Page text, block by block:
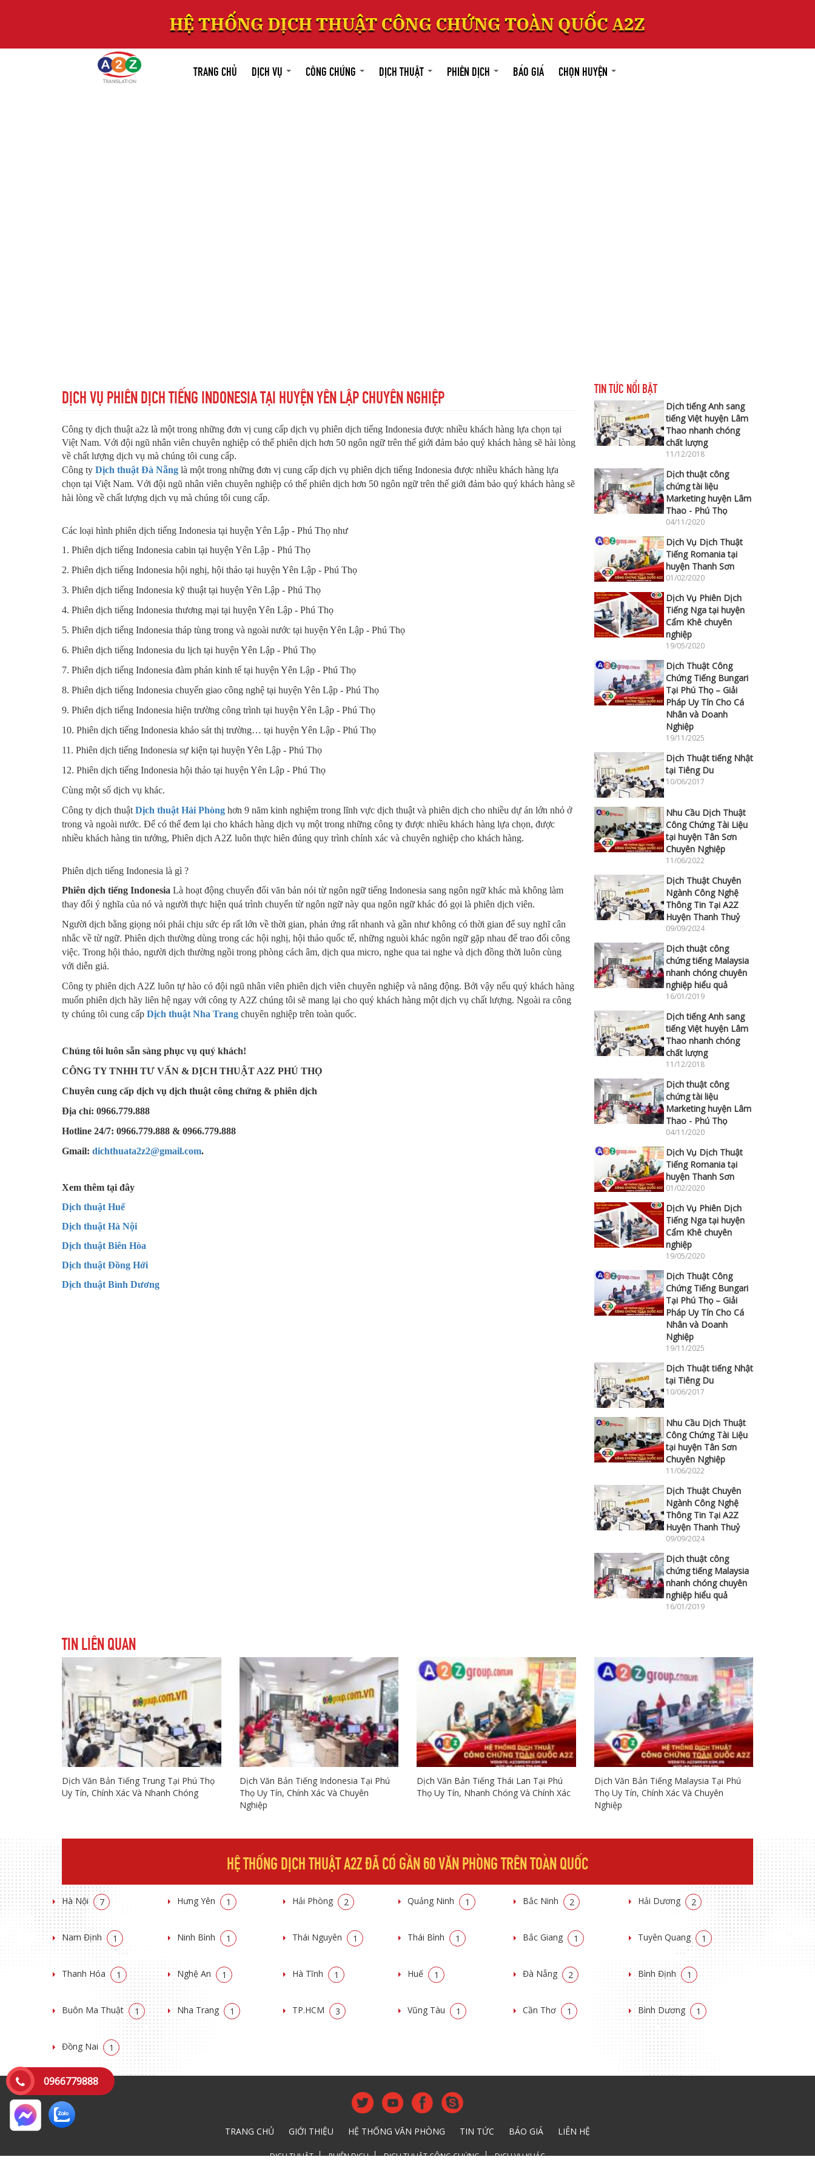
TRANG CHỦ DỊCH VỤ CÔNG CHỨNG DỊCH THUẬT PHIÊN DỊCH BÁO GIÁ CHỌN HUYỆN
DỊCH VỤ PHIÊN DỊCH TIẾNG INDONESIA TẠI HUYỆN YÊN LẬP CHUYÊN NGHIỆP
Công ty dịch thuật a2z là một trong những đơn vị cung cấp dịch vụ phiên dịch tiếng Indonesia được nhiều khách hàng lựa chọn tại
Việt Nam. Với đội ngũ nhân viên chuyên nghiệp có thể phiên dịch hơn 50 ngôn ngữ trên thế giới đảm bảo quý khách hàng sẽ hài lòng
về chất lượng dịch vụ mà chúng tôi cung cấp.
Công ty Dịch thuật Đà Nẵng là một trong những đơn vị cung cấp dịch vụ phiên dịch tiếng Indonesia được nhiều khách hàng lựa
chọn tại Việt Nam. Với đội ngũ nhân viên chuyên nghiệp có thể phiên dịch hơn 50 ngôn ngữ trên thế giới đảm bảo quý khách hàng sẽ
hài lòng về chất lượng dịch vụ mà chúng tôi cung cấp.
Các loại hình phiên dịch tiếng Indonesia tại huyện Yên Lập - Phú Thọ như
1. Phiên dịch tiếng Indonesia cabin tại huyện Yên Lập - Phú Thọ
2. Phiên dịch tiếng Indonesia hội nghị, hội thảo tại huyện Yên Lập - Phú Thọ
3. Phiên dịch tiếng Indonesia kỹ thuật tại huyện Yên Lập - Phú Thọ
4. Phiên dịch tiếng Indonesia thương mại tại huyện Yên Lập - Phú Thọ
5. Phiên dịch tiếng Indonesia tháp tùng trong và ngoài nước tại huyện Yên Lập - Phú Thọ
6. Phiên dịch tiếng Indonesia du lịch tại huyện Yên Lập - Phú Thọ
7. Phiên dịch tiếng Indonesia đàm phán kinh tế tại huyện Yên Lập - Phú Thọ
8. Phiên dịch tiếng Indonesia chuyển giao công nghệ tại huyện Yên Lập - Phú Thọ
9. Phiên dịch tiếng Indonesia hiện trường công trình tại huyện Yên Lập - Phú Thọ
10. Phiên dịch tiếng Indonesia khảo sát thị trường… tại huyện Yên Lập - Phú Thọ
11. Phiên dịch tiếng Indonesia sự kiện tại huyện Yên Lập - Phú Thọ
12. Phiên dịch tiếng Indonesia hội thảo tại huyện Yên Lập - Phú Thọ
Cùng một số dịch vụ khác.
Công ty dịch thuật Dịch thuật Hải Phòng hơn 9 năm kinh nghiệm trong lĩnh vực dịch thuật và phiên dịch cho nhiều dự án lớn nhỏ ở
trong và ngoài nước. Để có thể đem lại cho khách hàng dịch vụ một trong những công ty được nhiều khách hàng lựa chọn, được
nhiều khách hàng tin tưởng, Phiên dịch A2Z luôn thực hiên đúng quy trình chính xác và chuyên nghiệp cho khách hàng.
Phiên dịch tiếng Indonesia là gì ?
Phiên dịch tiếng Indonesia Là hoạt động chuyển đổi văn bản nói từ ngôn ngữ tiếng Indonesia sang ngôn ngữ khác mà không làm
thay đổi ý nghĩa của nó và người thực hiện quá trình chuyển từ ngôn ngữ này qua ngôn ngữ khác đó gọi là phiên dịch viên.
Người dịch bằng giọng nói phải chịu sức ép rất lớn về thời gian, phản ứng rất nhanh và gần như không có thời gian để suy nghĩ cân
nhắc về từ ngữ. Phiên dịch thường dùng trong các hội nghị, hội thảo quốc tế, những nguòi khác ngôn ngữ gặp nhau để trao đổi công
việc. Trong hội thảo, người dịch thường ngồi trong phòng cách âm, dịch qua micro, nghe qua tai nghe và dịch đồng thời luôn cùng
với diễn giả.
Công ty phiên dịch A2Z luôn tự hào có đội ngũ nhân viên phiên dịch viên chuyên nghiệp và năng động. Bởi vậy nếu quý khách hàng
muốn phiên dịch hãy liên hệ ngay với công ty A2Z chúng tôi sẽ mang lại cho quý khách hàng một dịch vụ chất lượng. Ngoài ra công
ty chúng tôi cung cấp Dịch thuật Nha Trang chuyên nghiệp trên toàn quốc.
Chúng tôi luôn sẵn sàng phục vụ quý khách!
CÔNG TY TNHH TƯ VẤN & DỊCH THUẬT A2Z PHÚ THỌ
Chuyên cung cấp dịch vụ dịch thuật công chứng & phiên dịch
Địa chỉ: 0966.779.888
Hotline 24/7: 0966.779.888 & 0966.779.888
Gmail: dichthuata2z2@gmail.com.
Xem thêm tại đây
Dịch thuật Huế
Dịch thuật Hà Nội
Dịch thuật Biên Hòa
Dịch thuật Đồng Hới
Dịch thuật Bình Dương
TIN TỨC NỔI BẬT
Dịch tiếng Anh sang
tiếng Việt huyện Lâm
Thao nhanh chóng
chất lượng
11/12/2018
Dịch thuật công
chứng tài liệu
Marketing huyện Lâm
Thao - Phú Thọ
04/11/2020
Dịch Vụ Dịch Thuật
Tiếng Romania tại
huyện Thanh Sơn
01/02/2020
Dịch Vụ Phiên Dịch
Tiếng Nga tại huyện
Cẩm Khê chuyên
nghiệp
19/05/2020
Dịch Thuật Công
Chứng Tiếng Bungari
Tại Phú Thọ – Giải
Pháp Uy Tín Cho Cá
Nhân và Doanh
Nghiệp
19/11/2025
Dịch Thuật tiếng Nhật
tại Tiêng Du
10/06/2017
Nhu Cầu Dịch Thuật
Công Chứng Tài Liệu
tại huyện Tân Sơn
Chuyên Nghiệp
11/06/2022
Dịch Thuật Chuyên
Ngành Công Nghệ
Thông Tin Tại A2Z
Huyện Thanh Thuỷ
09/09/2024
Dịch thuật công
chứng tiếng Malaysia
nhanh chóng chuyên
nghiệp hiểu quả
16/01/2019
Dịch tiếng Anh sang
tiếng Việt huyện Lâm
Thao nhanh chóng
chất lượng
11/12/2018
Dịch thuật công
chứng tài liệu
Marketing huyện Lâm
Thao - Phú Thọ
04/11/2020
Dịch Vụ Dịch Thuật
Tiếng Romania tại
huyện Thanh Sơn
01/02/2020
Dịch Vụ Phiên Dịch
Tiếng Nga tại huyện
Cẩm Khê chuyên
nghiệp
19/05/2020
Dịch Thuật Công
Chứng Tiếng Bungari
Tại Phú Thọ – Giải
Pháp Uy Tín Cho Cá
Nhân và Doanh
Nghiệp
19/11/2025
Dịch Thuật tiếng Nhật
tại Tiêng Du
10/06/2017
Nhu Cầu Dịch Thuật
Công Chứng Tài Liệu
tại huyện Tân Sơn
Chuyên Nghiệp
11/06/2022
Dịch Thuật Chuyên
Ngành Công Nghệ
Thông Tin Tại A2Z
Huyện Thanh Thuỷ
09/09/2024
Dịch thuật công
chứng tiếng Malaysia
nhanh chóng chuyên
nghiệp hiểu quả
16/01/2019
TIN LIÊN QUAN
Dịch Văn Bản Tiếng Trung Tại Phú Thọ
Uy Tín, Chính Xác Và Nhanh Chóng
Dịch Văn Bản Tiếng Indonesia Tại Phú
Thọ Uy Tín, Chính Xác Và Chuyên
Nghiệp
Dịch Văn Bản Tiếng Thái Lan Tại Phú
Thọ Uy Tín, Nhanh Chóng Và Chính Xác
Dịch Văn Bản Tiếng Malaysia Tại Phú
Thọ Uy Tín, Chính Xác Và Chuyên
Nghiệp
HỆ THỐNG DỊCH THUẬT A2Z ĐÃ CÓ GẦN 60 VĂN PHÒNG TRÊN TOÀN QUỐC
Hà Nội 7 Hưng Yên 1 Hải Phòng 2 Quảng Ninh 1 Bắc Ninh 2 Hải Dương 2
Nam Định 1 Ninh Bình 1 Thái Nguyên 1 Thái Bình 1 Bắc Giang 1 Tuyên Quang 1
Thanh Hóa 1 Nghệ An 1 Hà Tĩnh 1 Huế 1 Đà Nẵng 2 Bình Định 1
Buôn Ma Thuật 1 Nha Trang 1 TP.HCM 3 Vũng Tàu 1 Cần Thơ 1 Bình Dương 1
Đồng Nai 1
TRANG CHỦ GIỚI THIỆU HỆ THỐNG VĂN PHÒNG TIN TỨC BÁO GIÁ LIÊN HỆ
DỊCH THUẬT PHIÊN DỊCH DỊCH THUẬT CÔNG CHỨNG DỊCH VỤ KHÁC
0966779888